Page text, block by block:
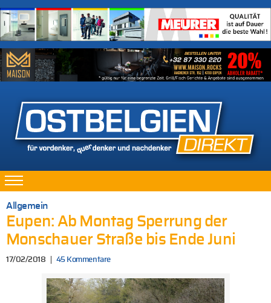
Allgemein
Eupen: Ab Montag Sperrung der
Monschauer Straße bis Ende Juni
17/02/2018 45 Kommentare